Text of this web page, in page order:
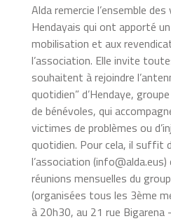
Alda remercie l’ensemble
Hendayais qui ont apporté
mobilisation et aux
l’association. Elle invite
souhaitent à rejoindre
quotidien” d’Hendaye,
de bénévoles, qui
victimes de problèmes ou
quotidien. Pour cela, il suffit
l’association (info@alda.eus)
réunions mensuelles du
(organisées tous les 3ème
à 20h30, au 21 rue Bigarena